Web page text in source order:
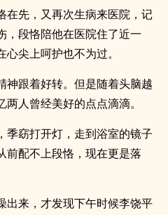
在先，又再次生病来医院，记
，段恪陪他在医院住了近一
尖上呵护也不为过。
神跟着好转。但是随着头脑越
人曾经美好的点点滴滴。
季窈打开灯，走到浴室的镜子
前配不上段恪，现在更是落
出来，才发现下午时候李饶平